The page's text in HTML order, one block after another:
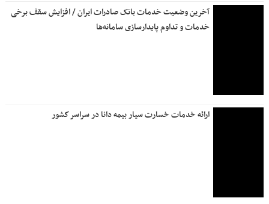
آخرین وضعیت خدمات بانک صادرات ایران / افزایش سقف برخی
خدمات و تداوم پایدارسازی سامانه‌ها
ارائه خدمات خسارت سیار بیمه دانا در سراسر كشور